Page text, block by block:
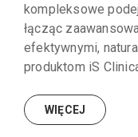
kompleksowe
łącząc
efektywnymi,
produktom iS
WIĘCEJ